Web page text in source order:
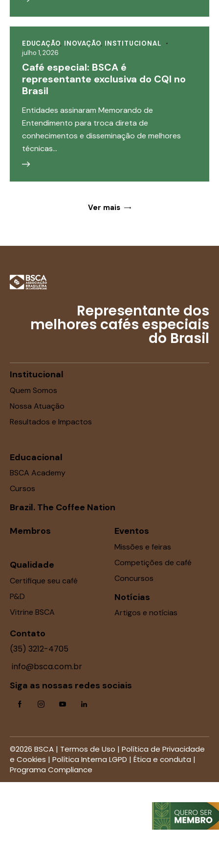
EDUCAÇÃO, INOVAÇÃO, INSTITUCIONAL
julho 1, 2026
Café especial: BSCA é
representante exclusiva do CQI no
Brasil
Entidades assinaram Memorando de
Entendimento para troca direta de
conhecimentos e disseminação de melhores
técnicas…
Ver mais
Representante dos
melhores cafés especiais
do Brasil
Institucional
Quem Somos
Nossa Atuação
Resultados e Impactos
Educacional
BSCA Academy
Cursos
Brazil. The Coffee Nation
Membros
Qualidade
Certifique seu café
P&D
Vitrine BSCA
Eventos
Missões e feiras
Competições de café
Concursos
Notícias
Artigos e notícias
Contato
(35) 3212-4705
info@bsca.com.br
Siga as nossas redes sociais
©2026 BSCA | Termos de Uso | Política de Privacidade
e Cookies | Política Interna LGPD | Ética e conduta |
Programa Compliance